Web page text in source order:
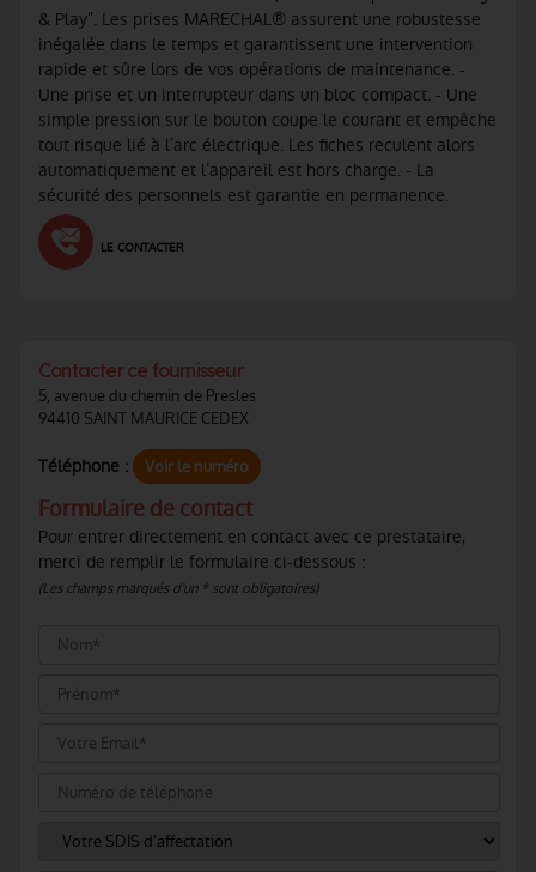
& Play”. Les prises MARECHAL® assurent une robustesse
inégalée dans le temps et garantissent une intervention
rapide et sûre lors de vos opérations de maintenance. -
Une prise et un interrupteur dans un bloc compact. - Une
simple pression sur le bouton coupe le courant et empêche
tout risque lié à l’arc électrique. Les fiches reculent alors
automatiquement et l’appareil est hors charge. - La
sécurité des personnels est garantie en permanence.
LE CONTACTER
Contacter ce fournisseur
5, avenue du chemin de Presles
94410 SAINT MAURICE CEDEX
Téléphone : Voir le numéro
Formulaire de contact
Pour entrer directement en contact avec ce prestataire,
merci de remplir le formulaire ci-dessous :
(Les champs marqués d'un * sont obligatoires)